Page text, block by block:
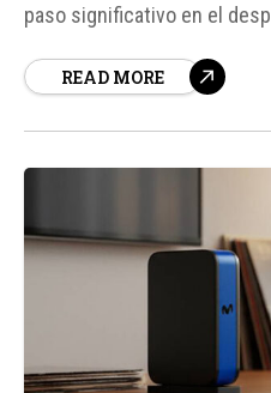
paso significativo en el
WiFi 7 a algunos clientes en
READ MORE